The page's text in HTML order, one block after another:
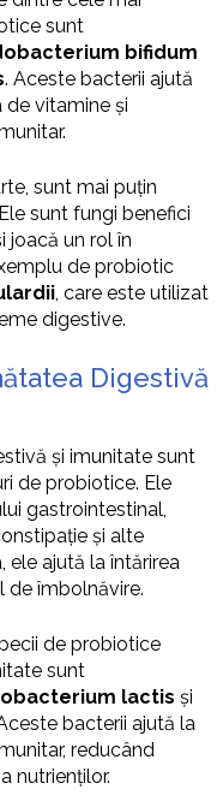
sunt
bifidum
. Aceste bacterii ajută
de vitamine și
sunt mai puțin
sunt fungi benefici
joacă un rol în
de probiotic
, care este utilizat
digestive.
Digestivă
și imunitate sunt
de probiotice. Ele
gastrointestinal,
și alte
ele ajută la întărirea
de îmbolnăvire.
de probiotice
sunt
lactis și
bacterii ajută la
reducând
nutrienților.